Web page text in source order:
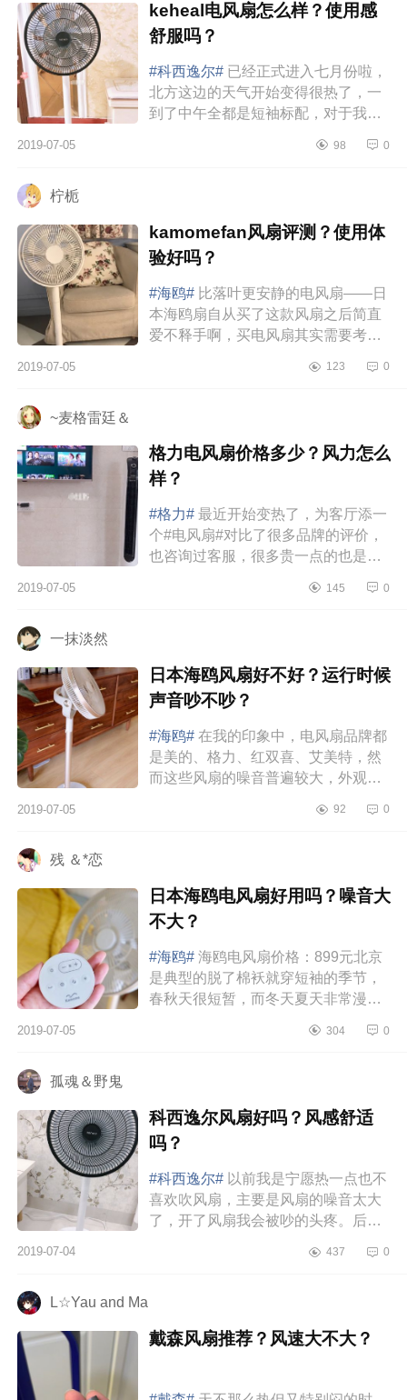
keheal电风扇怎么样？使用感
舒服吗？
#科西逸尔# 已经正式进入七月份啦，
北方这边的天气开始变得很热了，一
到了中午全都是短袖标配，对于我这
就把电扇给搬出来啦，毕竟空调的
2019-07-05 98 0
柠栀
kamomefan风扇评测？使用体
验好吗？
#海鸥# 比落叶更安静的电风扇——日
本海鸥扇自从买了这款风扇之后简直
爱不释手啊，买电风扇其实需要考虑
之前买的传统风扇声音巨大基本...
2019-07-05 123 0
~麦格雷廷＆
格力电风扇价格多少？风力怎么
样？
#格力# 最近开始变热了，为客厅添一
个#电风扇#对比了很多品牌的评价，
也咨询过客服，很多贵一点的也是有
美特的，但最终我还是选了这台...
2019-07-05 145 0
一抹淡然
日本海鸥风扇好不好？运行时候
声音吵不吵？
#海鸥# 在我的印象中，电风扇品牌都
是美的、格力、红双喜、艾美特，然
而这些风扇的噪音普遍较大，外观造
水平和生活水平渐渐提高了，自...
2019-07-05 92 0
残 ＆*恋
日本海鸥电风扇好用吗？噪音大
不大？
#海鸥# 海鸥电风扇价格：899元北京
是典型的脱了棉袄就穿短袖的季节，
春秋天很短暂，而冬天夏天非常漫
这台电风扇。喜欢它的理由很多，
2019-07-05 304 0
孤魂＆野鬼
科西逸尔风扇好吗？风感舒适
吗？
#科西逸尔# 以前我是宁愿热一点也不
喜欢吹风扇，主要是风扇的噪音太大
了，开了风扇我会被吵的头疼。后来
风扇，终于有了好的使用感。这个
2019-07-04 437 0
L☆Yau and Ma
戴森风扇推荐？风速大不大？